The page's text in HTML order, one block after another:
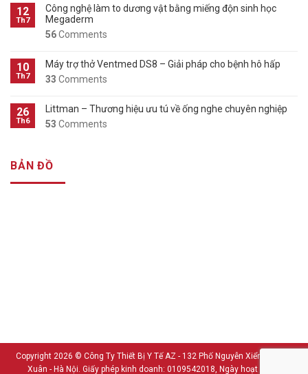
12
Th7
Công nghệ làm to dương vật bằng miếng độn sinh học
Megaderm
56Comments
10
Th7
Máy trợ thở Ventmed DS8 – Giải pháp cho bệnh hô hấp
33 Comments
26
Th6
Littman – Thương hiệu ưu tú về ống nghe chuyên nghiệp
53 Comments
BẢN ĐỒ
Copyright 2026 © Công Ty Thiết Bị Y Tế AZ - 132 Phố Nguyễn Xiển - Thanh
Xuân - Hà Nội. Giấy phép kinh doanh: 0109542018, Ngày hoạt động: